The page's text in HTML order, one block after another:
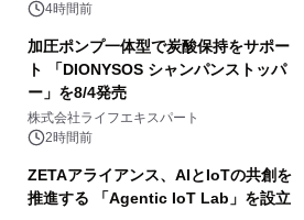
4時間前
加圧ポンプ一体型で炭酸保持をサポー
ト 「DIONYSOS シャンパンストッパ
ー」を8/4発売
株式会社ライフエキスパート
2時間前
ZETAアライアンス、AIとIoTの共創を
推進する 「Agentic IoT Lab」を設立